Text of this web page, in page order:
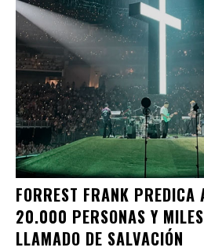
FORREST FRANK PREDICA
20.000 PERSONAS Y
LLAMADO DE SALVACIÓN